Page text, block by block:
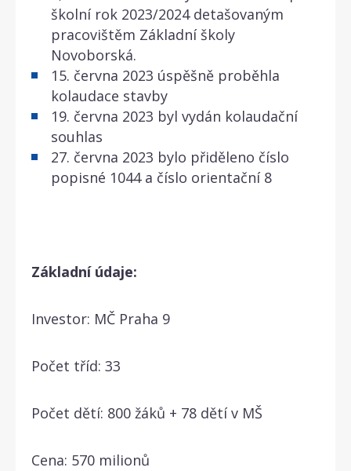
školní rok 2023/2024 detašovaným
pracovištěm Základní školy
Novoborská.
15. června 2023 úspěšně proběhla
kolaudace stavby
19. června 2023 byl vydán kolaudační
souhlas
27. června 2023 bylo přiděleno číslo
popisné 1044 a číslo orientační 8
Základní údaje:
Investor: MČ Praha 9
Počet tříd: 33
Počet dětí: 800 žáků + 78 dětí v MŠ
Cena: 570 milionů